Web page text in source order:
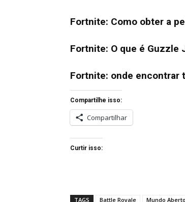
Fortnite: Como obter a
Fortnite: O que é Guzzle
Fortnite: onde encontrar
Compartilhe isso:
Compartilhar
Curtir isso:
TAGS Battle Royale Mundo Aberto